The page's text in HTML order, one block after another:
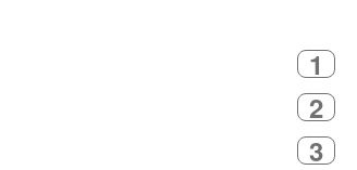
1
2
3